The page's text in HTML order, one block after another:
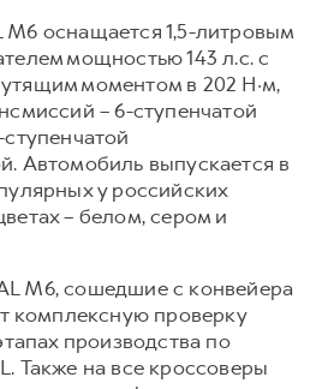
M6 оснащается 1,5-литровым
мощностью 143 л.с. с
моментом в 202 Н·м,
– 6-ступенчатой
Автомобиль выпускается в
у российских
– белом, сером и
M6, сошедшие с конвейера
комплексную проверку
производства по
Также на все кроссоверы